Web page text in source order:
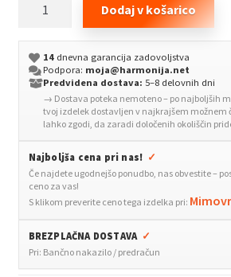
čoln
podstavkom
nastavljiva
višina
360°
vrtenje
količina
Dodaj v košarico
14dnevna garancija zadovoljstva
Podpora: moja@harmonija.net
Predvidena dostava: 5–8 delovnih dni
→ Dostava poteka nemoteno – po najboljših
tvoj izdelek dostavljen v najkrajšem možnem
lahko zgodi, da zaradi določenih okoliščin
Najboljša cena pri nas! ✓
Če najdete ugodnejšo ponudbo, nas obvestite –
ceno za vas!
S klikom preverite ceno tega izdelka pri:
BREZPLAČNA DOSTAVA ✓
Pri: Bančno nakazilo / predračun